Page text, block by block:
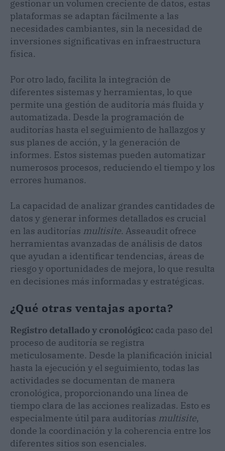
gestionar un volumen creciente de datos, estas
plataformas se adaptan fácilmente a las
necesidades cambiantes, sin la necesidad de
inversiones significativas en infraestructura
física.
Por otro lado, facilita la integración de
diferentes sistemas y herramientas, lo que
permite una gestión de auditoría más fluida y
automatizada. Desde la programación de
auditorías hasta el seguimiento de hallazgos y
sus planes de acción, y la generación de
informes. Estos sistemas pueden automatizar
numerosos procesos, reduciendo el tiempo y los
errores humanos.
La capacidad de analizar grandes cantidades de
datos y generar informes detallados es crucial
en las auditorías multisite. Asseaudit ofrece
herramientas avanzadas de análisis de datos
que ayudan a identificar tendencias, áreas de
riesgo y oportunidades de mejora, lo que resulta
en decisiones más informadas y estratégicas.
¿Qué otras ventajas aporta?
Registro detallado y cronológico: cada paso del
proceso de auditoría se registra
meticulosamente. Desde la planificación inicial
hasta la ejecución y el seguimiento, todas las
actividades se documentan de manera
cronológica, proporcionando una línea de
tiempo clara de las acciones realizadas. Esto es
especialmente útil para auditorías multisite,
donde la coordinación y la coherencia entre los
diferentes sitios son esenciales.